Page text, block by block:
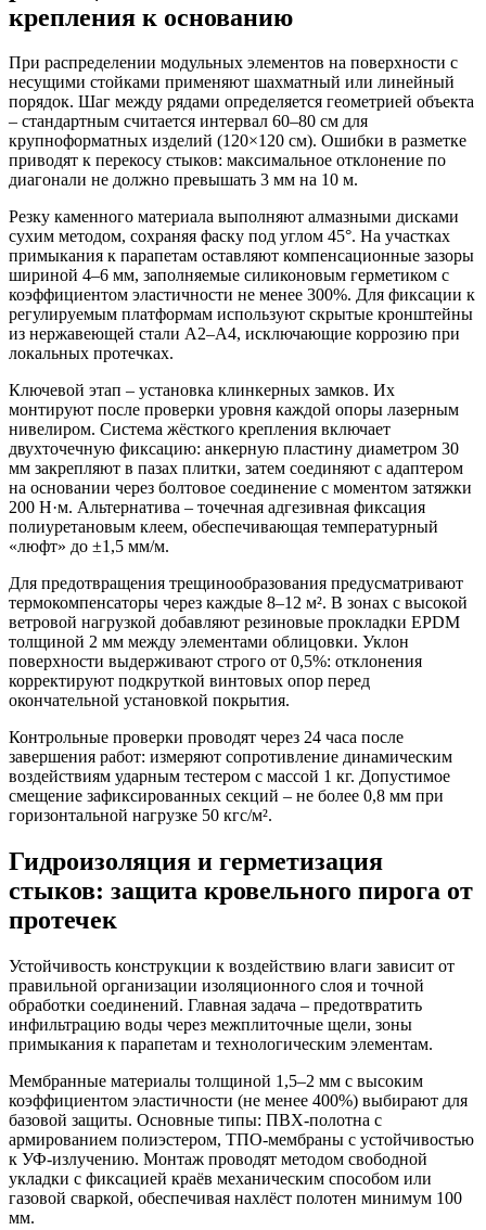
крепления к основанию
При распределении модульных элементов на поверхности с
несущими стойками применяют шахматный или линейный
порядок. Шаг между рядами определяется геометрией объекта
– стандартным считается интервал 60–80 см для
крупноформатных изделий (120×120 см). Ошибки в разметке
приводят к перекосу стыков: максимальное отклонение по
диагонали не должно превышать 3 мм на 10 м.
Резку каменного материала выполняют алмазными дисками
сухим методом, сохраняя фаску под углом 45°. На участках
примыкания к парапетам оставляют компенсационные зазоры
шириной 4–6 мм, заполняемые силиконовым герметиком с
коэффициентом эластичности не менее 300%. Для фиксации к
регулируемым платформам используют скрытые кронштейны
из нержавеющей стали А2–А4, исключающие коррозию при
локальных протечках.
Ключевой этап – установка клинкерных замков. Их
монтируют после проверки уровня каждой опоры лазерным
нивелиром. Система жёсткого крепления включает
двухточечную фиксацию: анкерную пластину диаметром 30
мм закрепляют в пазах плитки, затем соединяют с адаптером
на основании через болтовое соединение с моментом затяжки
200 Н·м. Альтернатива – точечная адгезивная фиксация
полиуретановым клеем, обеспечивающая температурный
«люфт» до ±1,5 мм/м.
Для предотвращения трещинообразования предусматривают
термокомпенсаторы через каждые 8–12 м². В зонах с высокой
ветровой нагрузкой добавляют резиновые прокладки EPDM
толщиной 2 мм между элементами облицовки. Уклон
поверхности выдерживают строго от 0,5%: отклонения
корректируют подкруткой винтовых опор перед
окончательной установкой покрытия.
Контрольные проверки проводят через 24 часа после
завершения работ: измеряют сопротивление динамическим
воздействиям ударным тестером с массой 1 кг. Допустимое
смещение зафиксированных секций – не более 0,8 мм при
горизонтальной нагрузке 50 кгс/м².
Гидроизоляция и герметизация
стыков: защита кровельного пирога от
протечек
Устойчивость конструкции к воздействию влаги зависит от
правильной организации изоляционного слоя и точной
обработки соединений. Главная задача – предотвратить
инфильтрацию воды через межплиточные щели, зоны
примыкания к парапетам и технологическим элементам.
Мембранные материалы толщиной 1,5–2 мм с высоким
коэффициентом эластичности (не менее 400%) выбирают для
базовой защиты. Основные типы: ПВХ-полотна с
армированием полиэстером, ТПО-мембраны с устойчивостью
к УФ-излучению. Монтаж проводят методом свободной
укладки с фиксацией краёв механическим способом или
газовой сваркой, обеспечивая нахлёст полотен минимум 100
мм.